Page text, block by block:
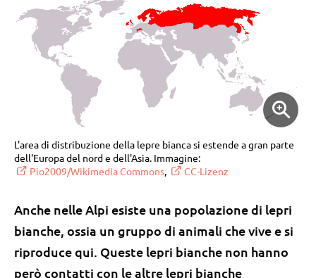
L'area di distribuzione della lepre bianca si estende a gran parte
dell'Europa del nord e dell'Asia. Immagine:
Pio2009/Wikimedia Commons, CC-Lizenz
Anche nelle Alpi esiste una popolazione di lepri
bianche, ossia un gruppo di animali che vive e si
riproduce qui. Queste lepri bianche non hanno
però contatti con le altre lepri bianche